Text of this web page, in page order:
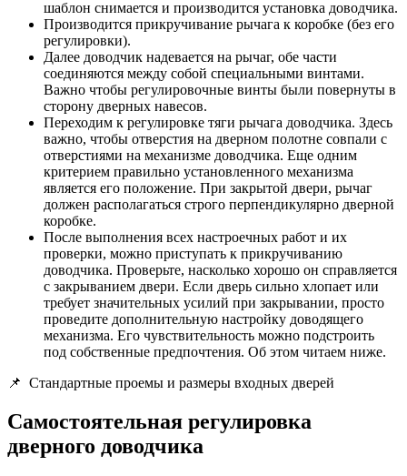
шаблон снимается и производится установка доводчика.
Производится прикручивание рычага к коробке (без его
регулировки).
Далее доводчик надевается на рычаг, обе части
соединяются между собой специальными винтами.
Важно чтобы регулировочные винты были повернуты в
сторону дверных навесов.
Переходим к регулировке тяги рычага доводчика. Здесь
важно, чтобы отверстия на дверном полотне совпали с
отверстиями на механизме доводчика. Еще одним
критерием правильно установленного механизма
является его положение. При закрытой двери, рычаг
должен располагаться строго перпендикулярно дверной
коробке.
После выполнения всех настроечных работ и их
проверки, можно приступать к прикручиванию
доводчика. Проверьте, насколько хорошо он справляется
с закрыванием двери. Если дверь сильно хлопает или
требует значительных усилий при закрывании, просто
проведите дополнительную настройку доводящего
механизма. Его чувствительность можно подстроить
под собственные предпочтения. Об этом читаем ниже.
📌 Стандартные проемы и размеры входных дверей
Самостоятельная регулировка
дверного доводчика